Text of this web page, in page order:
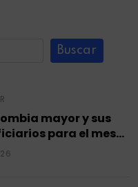
Buscar
mayor y sus
para el mes